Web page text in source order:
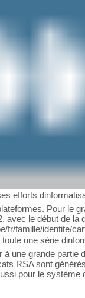
efforts
Pour le
avec le début de la
fr/famille/identite/
une série
à une grande partie
RSA sont
pour le système